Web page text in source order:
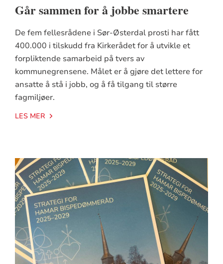
Går sammen for å jobbe smartere
De fem fellesrådene i Sør-Østerdal prosti har fått
400.000 i tilskudd fra Kirkerådet for å utvikle et
forpliktende samarbeid på tvers av
kommunegrensene. Målet er å gjøre det lettere for
ansatte å stå i jobb, og å få tilgang til større
fagmiljøer.
LES MER